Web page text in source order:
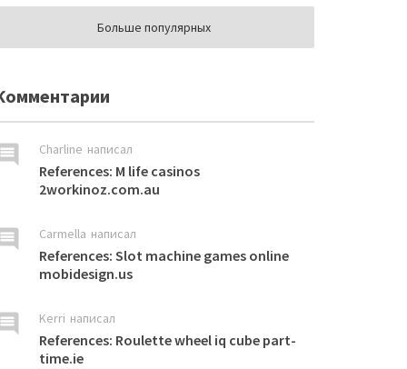
Больше популярных
Charline написал
References: M life casinos
2workinoz.com.au
Carmella написал
References: Slot machine games online
mobidesign.us
Kerri написал
References: Roulette wheel iq cube part-
time.ie